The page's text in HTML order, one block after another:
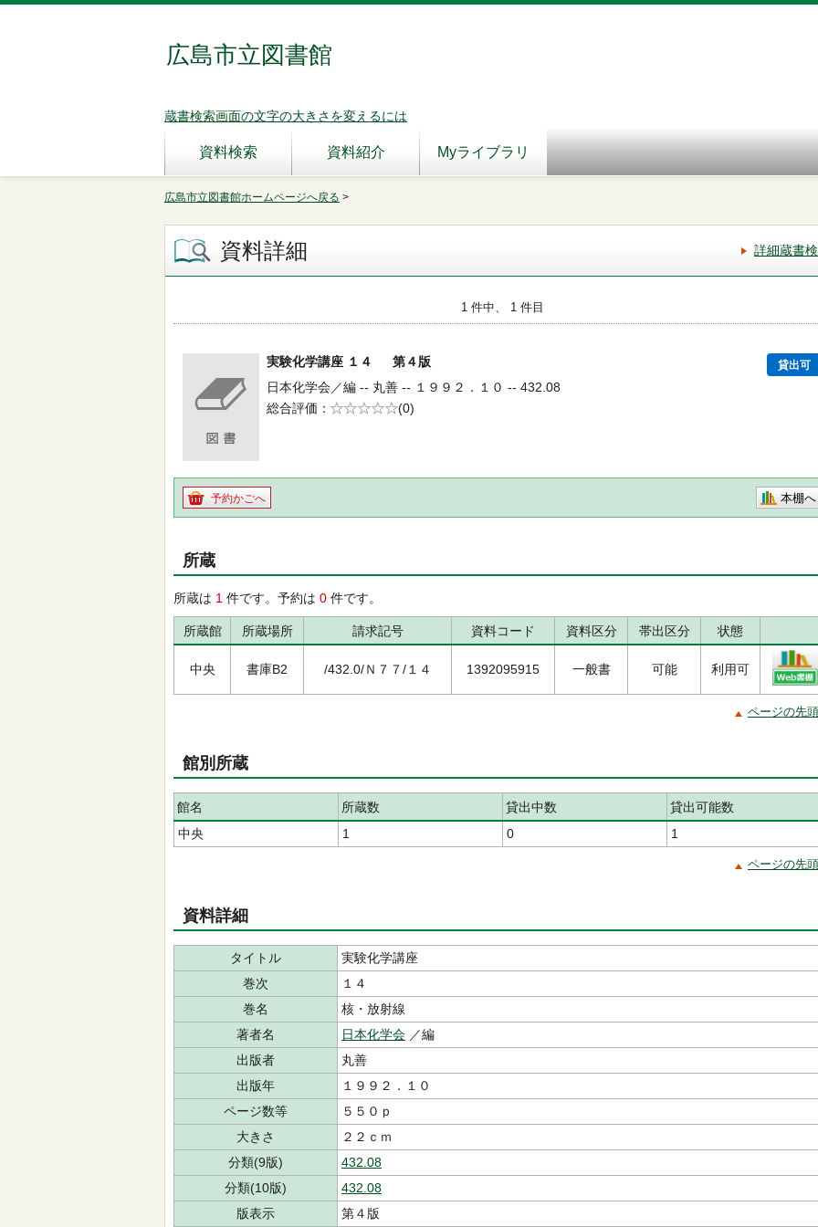
広島市立図書館
蔵書検索画面の文字の大きさを変えるには
資料検索 資料紹介 Myライブラリ
広島市立図書館ホームページへ戻る >
資料詳細 詳細蔵書
1 件中、 1 件目
実験化学講座 １４ 第４版 貸出可
日本化学会／編 -- 丸善 -- １９９２．１０ -- 432.08
総合評価
5段階評価
(0)
予約かごへ 本棚へ
所蔵
所蔵は 1 件です。予約は 0 件です。
所蔵館 所蔵場所 請求記号 資料コード 資料区分 帯出区分 状態
中央 書庫B2 /432.0/Ｎ７７/１４ 1392095915 一般書 可能 利用可
ページの先
館別所蔵
館名 所蔵数 貸出中数
貸出可能数
中央
1 0 1
ページの先
資料詳細
タイトル
実験化学講座
巻次
１４
巻名
核・放射線
著者名
日本化学会 ／編
出版者
丸善
出版年
１９９２．１０
ページ数等
５５０ｐ
大きさ
２２ｃｍ
分類(9版)
432.08
分類(10版)
432.08
版表示
第４版